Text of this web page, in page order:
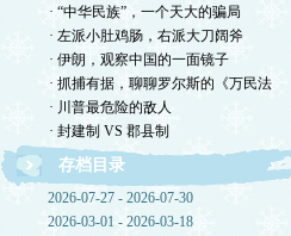
· “中华民族”，一个天大的骗局
· 左派小肚鸡肠，右派大刀阔斧
· 伊朗，观察中国的一面镜子
· 抓捕有据，聊聊罗尔斯的《万民法
· 川普最危险的敌人
· 封建制 VS 郡县制
存档目录
2026-07-27 - 2026-07-30
2026-03-01 - 2026-03-18